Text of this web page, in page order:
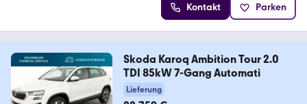
Kontakt Parken
Skoda Karoq Ambition Tour 2.0
TDI 85kW 7-Gang Automati
Lieferung